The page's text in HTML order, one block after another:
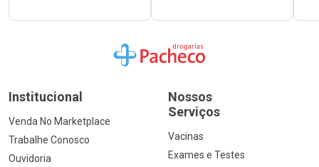
Ir para a Home
Institucional
Venda No Marketplace
Trabalhe Conosco
Ouvidoria
Nossos
Serviços
Vacinas
Exames e Testes